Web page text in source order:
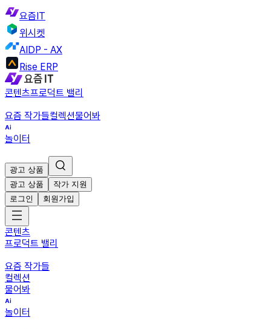
요즘IT
위시켓
AIDP - AX
Rise ERP
콘텐츠프로덕트 밸리
요즘 작가들컬렉션물어봐
놀이터
광고 상품
광고 상품
작가 지원
로그인
회원가입
콘텐츠
프로덕트 밸리
요즘 작가들
컬렉션
물어봐
놀이터